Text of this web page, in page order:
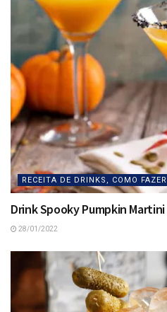
RECEITA DE DRINKS, COMO
Drink Spooky Pumpkin Martini
28/01/2022